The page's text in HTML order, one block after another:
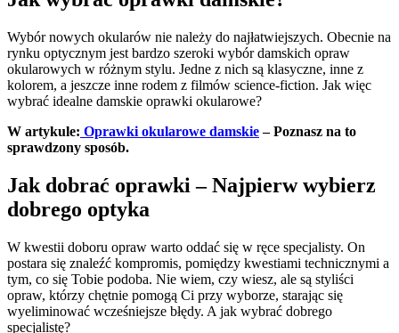
Wybór nowych okularów nie należy do najłatwiejszych. Obecnie na
rynku optycznym jest bardzo szeroki wybór damskich opraw
okularowych w różnym stylu. Jedne z nich są klasyczne, inne z
kolorem, a jeszcze inne rodem z filmów science-fiction. Jak więc
wybrać idealne damskie oprawki okularowe?
W artykule: Oprawki okularowe damskie– Poznasz na to
sprawdzony sposób.
Jak dobrać oprawki – Najpierw wybierz
dobrego optyka
W kwestii doboru opraw warto oddać się w ręce specjalisty. On
postara się znaleźć kompromis, pomiędzy kwestiami technicznymi a
tym, co się Tobie podoba. Nie wiem, czy wiesz, ale są styliści
opraw, którzy chętnie pomogą Ci przy wyborze, starając się
wyeliminować wcześniejsze błędy. A jak wybrać dobrego
specjalistę?